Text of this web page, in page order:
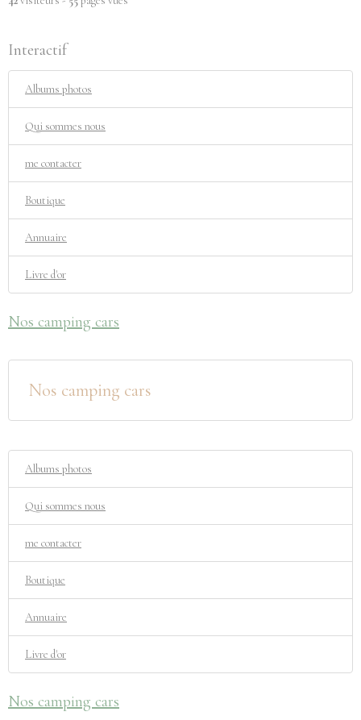
Interactif
Albums photos
Qui sommes nous
me contacter
Boutique
Annuaire
Livre d'or
Nos camping cars
Nos camping cars
Albums photos
Qui sommes nous
me contacter
Boutique
Annuaire
Livre d'or
Nos camping cars